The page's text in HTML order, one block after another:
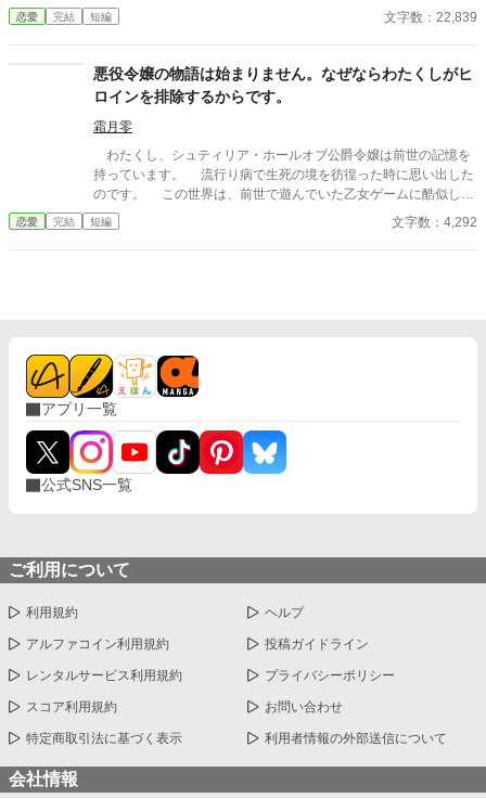
話。 ※※※幸せな話とは言い難いです※※※ タグをよく見て読ん
でください。ハッピーエンドが好みの方(一方通行の愛が駄目な方
の全十二話。 ※番外編の王太子視点はヤンデレ注意報が発令され
ています。
恋愛 完結 短編 文字数：22,839
悪役令嬢の物語は始まりません。なぜならわたくしがヒ
ロインを排除するからです。
霜月零
わたくし、シュティリア・ホールオブ公爵令嬢は前世の記憶を
持っています。 流行り病で生死の境を彷徨った時に思い出した
のです。 この世界は、前世で遊んでいた乙女ゲームに酷似して
いると。 最愛のディアム王子をヒロインに奪われてはなりませ
ん。 そうと決めたら、行動しましょう。 ヒロインを排除する
恋愛 完結 短編 文字数：4,292
アプリ一覧
公式SNS一覧
ご利用について
利用規約 ヘルプ
アルファコイン利用規約 投稿ガイドライン
レンタルサービス利用規約 プライバシーポリシー
スコア利用規約 お問い合わせ
特定商取引法に基づく表示 利用者情報の外部送信について
会社情報